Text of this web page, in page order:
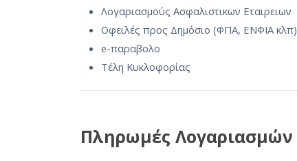
Λογαριασμούς Ασφαλιστικων Εταιρειων
Οφειλές προς Δημόσιο (ΦΠΑ, ΕΝΦΙΑ κλπ)
e-παραβολο
Τέλη Κυκλοφορίας
Πληρωμές Λογαριασμών